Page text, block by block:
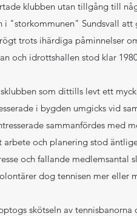
klubben utan tillgång till
"storkommunen" Sundsvall att
trots ihärdiga påminnelser
och idrottshallen stod klar
som dittills levt ett
i bygden umgicks vid
sammanfördes med
arbete och planering stod
och fallande medlemsantal
dog tennisen mer eller
skötseln av